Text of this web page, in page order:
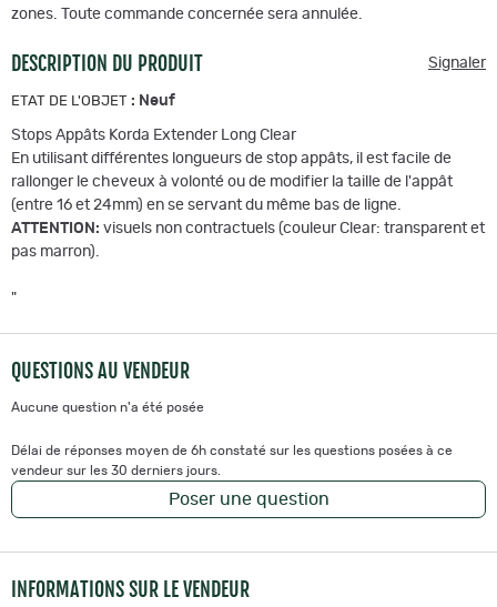
zones. Toute commande concernée sera annulée.
DESCRIPTION DU PRODUIT Signaler
ETAT DE L'OBJET : Neuf
Stops Appâts Korda Extender Long Clear
En utilisant différentes longueurs de stop appâts, il est facile de
rallonger le cheveux à volonté ou de modifier la taille de l'appât
(entre 16 et 24mm) en se servant du même bas de ligne.
ATTENTION: visuels non contractuels (couleur Clear: transparent et
pas marron).
"
QUESTIONS AU VENDEUR
Aucune question n'a été posée
Délai de réponses moyen de 6h constaté sur les questions posées à ce
vendeur sur les 30 derniers jours.
Poser une question
INFORMATIONS SUR LE VENDEUR